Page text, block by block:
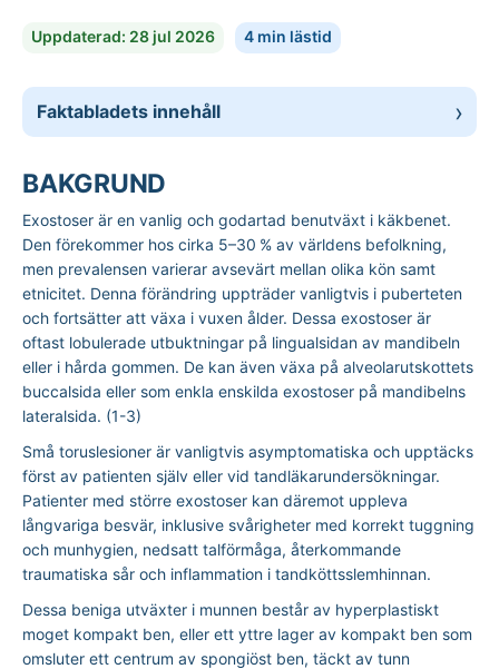
Uppdaterad: 28 jul 2026 4 min lästid
Faktabladets innehåll
BAKGRUND
Exostoser är en vanlig och godartad benutväxt i käkbenet.
Den förekommer hos cirka 5–30 % av världens befolkning,
men prevalensen varierar avsevärt mellan olika kön samt
etnicitet. Denna förändring uppträder vanligtvis i puberteten
och fortsätter att växa i vuxen ålder. Dessa exostoser är
oftast lobulerade utbuktningar på lingualsidan av mandibeln
eller i hårda gommen. De kan även växa på alveolarutskottets
buccalsida eller som enkla enskilda exostoser på mandibelns
lateralsida. (1-3)
Små toruslesioner är vanligtvis asymptomatiska och upptäcks
först av patienten själv eller vid tandläkarundersökningar.
Patienter med större exostoser kan däremot uppleva
långvariga besvär, inklusive svårigheter med korrekt tuggning
och munhygien, nedsatt talförmåga, återkommande
traumatiska sår och inflammation i tandköttsslemhinnan.
Dessa beniga utväxter i munnen består av hyperplastiskt
moget kompakt ben, eller ett yttre lager av kompakt ben som
omsluter ett centrum av spongiöst ben, täckt av tunn